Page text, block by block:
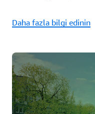
Daha fazla bilgi edinin